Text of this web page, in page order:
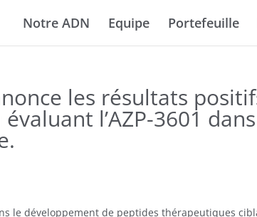
Notre ADN Equipe Portefeuille
les résultats
évaluant l’AZP-3601
le développement de peptides thérapeutiques